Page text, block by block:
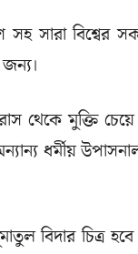
সহ সারা বিশ্বের
থেকে মুক্তি
ধর্মীয়
বিদার চিত্র